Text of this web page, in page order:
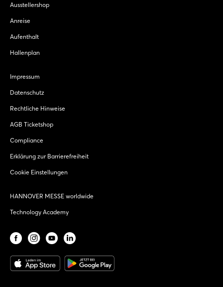
Ausstellershop
Anreise
Aufenthalt
Hallenplan
Impressum
Datenschutz
Rechtliche Hinweise
AGB Ticketshop
Compliance
Erklärung zur Barrierefreiheit
Cookie Einstellungen
HANNOVER MESSE worldwide
Technology Academy